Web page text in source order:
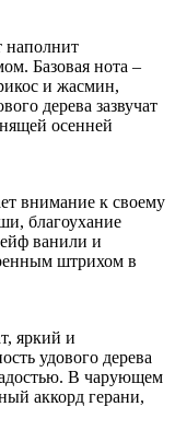
наполнит
Базовая нота –
и жасмин,
дерева зазвучат
осенней
внимание к своему
благоухание
ванили и
штрихом в
яркий и
удового дерева
В чарующем
аккорд герани,